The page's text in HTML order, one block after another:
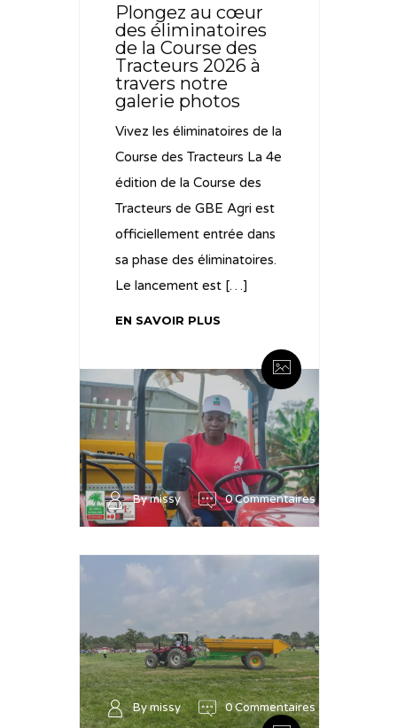
Plongez au cœur
des éliminatoires
de la Course des
Tracteurs 2026 à
travers notre
galerie photos
Vivez les éliminatoires de la
Course des Tracteurs La 4e
édition de la Course des
Tracteurs de GBE Agri est
officiellement entrée dans
sa phase des éliminatoires.
Le lancement est […]
EN SAVOIR PLUS
By missy 0 Commentaires
By missy 0 Commentaires